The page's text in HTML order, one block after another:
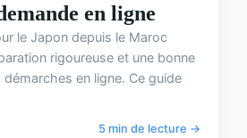
en ligne
le Japon depuis le Maroc
rigoureuse et une bonne
en ligne. Ce guide
5 min de lecture →